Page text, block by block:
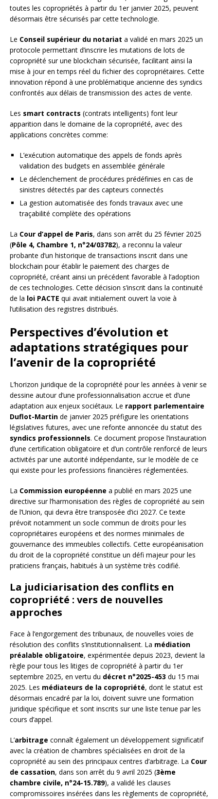
toutes les copropriétés à partir du 1er janvier 2025, peuvent
désormais être sécurisés par cette technologie.
Le Conseil supérieur du notariat a validé en mars 2025 un
protocole permettant d’inscrire les mutations de lots de
copropriété sur une blockchain sécurisée, facilitant ainsi la
mise à jour en temps réel du fichier des copropriétaires. Cette
innovation répond à une problématique ancienne des syndics
confrontés aux délais de transmission des actes de vente.
Les smart contracts (contrats intelligents) font leur
apparition dans le domaine de la copropriété, avec des
applications concrètes comme:
L’exécution automatique des appels de fonds après
validation des budgets en assemblée générale
Le déclenchement de procédures prédéfinies en cas de
sinistres détectés par des capteurs connectés
La gestion automatisée des fonds travaux avec une
traçabilité complète des opérations
La Cour d’appel de Paris, dans son arrêt du 25 février 2025
(Pôle 4, Chambre 1, n°24/03782), a reconnu la valeur
probante d’un historique de transactions inscrit dans une
blockchain pour établir le paiement des charges de
copropriété, créant ainsi un précédent favorable à l’adoption
de ces technologies. Cette décision s’inscrit dans la continuité
de la loi PACTE qui avait initialement ouvert la voie à
l’utilisation des registres distribués.
Perspectives d’évolution et
adaptations stratégiques pour
l’avenir de la copropriété
L’horizon juridique de la copropriété pour les années à venir se
dessine autour d’une professionnalisation accrue et d’une
adaptation aux enjeux sociétaux. Le rapport parlementaire
Duflot-Martin de janvier 2025 préfigure les orientations
législatives futures, avec une refonte annoncée du statut des
syndics professionnels. Ce document propose l’instauration
d’une certification obligatoire et d’un contrôle renforcé de leurs
activités par une autorité indépendante, sur le modèle de ce
qui existe pour les professions financières réglementées.
La Commission européenne a publié en mars 2025 une
directive sur l’harmonisation des règles de copropriété au sein
de l’Union, qui devra être transposée d’ici 2027. Ce texte
prévoit notamment un socle commun de droits pour les
copropriétaires européens et des normes minimales de
gouvernance des immeubles collectifs. Cette européanisation
du droit de la copropriété constitue un défi majeur pour les
praticiens français, habitués à un système très codifié.
La judiciarisation des conflits en
copropriété : vers de nouvelles
approches
Face à l’engorgement des tribunaux, de nouvelles voies de
résolution des conflits s’institutionnalisent. La médiation
préalable obligatoire, expérimentée depuis 2023, devient la
règle pour tous les litiges de copropriété à partir du 1er
septembre 2025, en vertu du décret n°2025-453 du 15 mai
2025. Les médiateurs de la copropriété, dont le statut est
désormais encadré par la loi, doivent suivre une formation
juridique spécifique et sont inscrits sur une liste tenue par les
cours d’appel.
L’arbitrage connaît également un développement significatif
avec la création de chambres spécialisées en droit de la
copropriété au sein des principaux centres d’arbitrage. La Cour
de cassation, dans son arrêt du 9 avril 2025 (3ème
chambre civile, n°24-15.789), a validé les clauses
compromissoires insérées dans les règlements de copropriété,